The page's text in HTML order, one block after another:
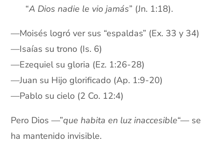
“A Dios nadie le vio jamás” (Jn. 1:18).
—Moisés logró ver sus “espaldas” (Ex. 33 y 34)
—Isaías su trono (Is. 6)
—Ezequiel su gloria (Ez. 1:26-28)
—Juan su Hijo glorificado (Ap. 1:9-20)
—Pablo su cielo (2 Co. 12:4)
Pero Dios —”que habita en luz inaccesible“— se
ha mantenido invisible.